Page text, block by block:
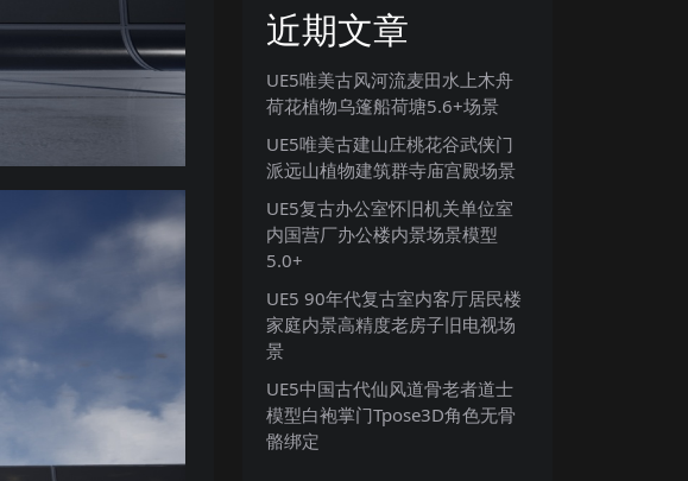
近期文章
UE5唯美古风河流麦田水上木舟
荷花植物乌篷船荷塘5.6+场景
UE5唯美古建山庄桃花谷武侠门
派远山植物建筑群寺庙宫殿场景
UE5复古办公室怀旧机关单位室
内国营厂办公楼内景场景模型
5.0+
UE5 90年代复古室内客厅居民楼
家庭内景高精度老房子旧电视场
景
UE5中国古代仙风道骨老者道士
模型白袍掌门Tpose3D角色无骨
骼绑定